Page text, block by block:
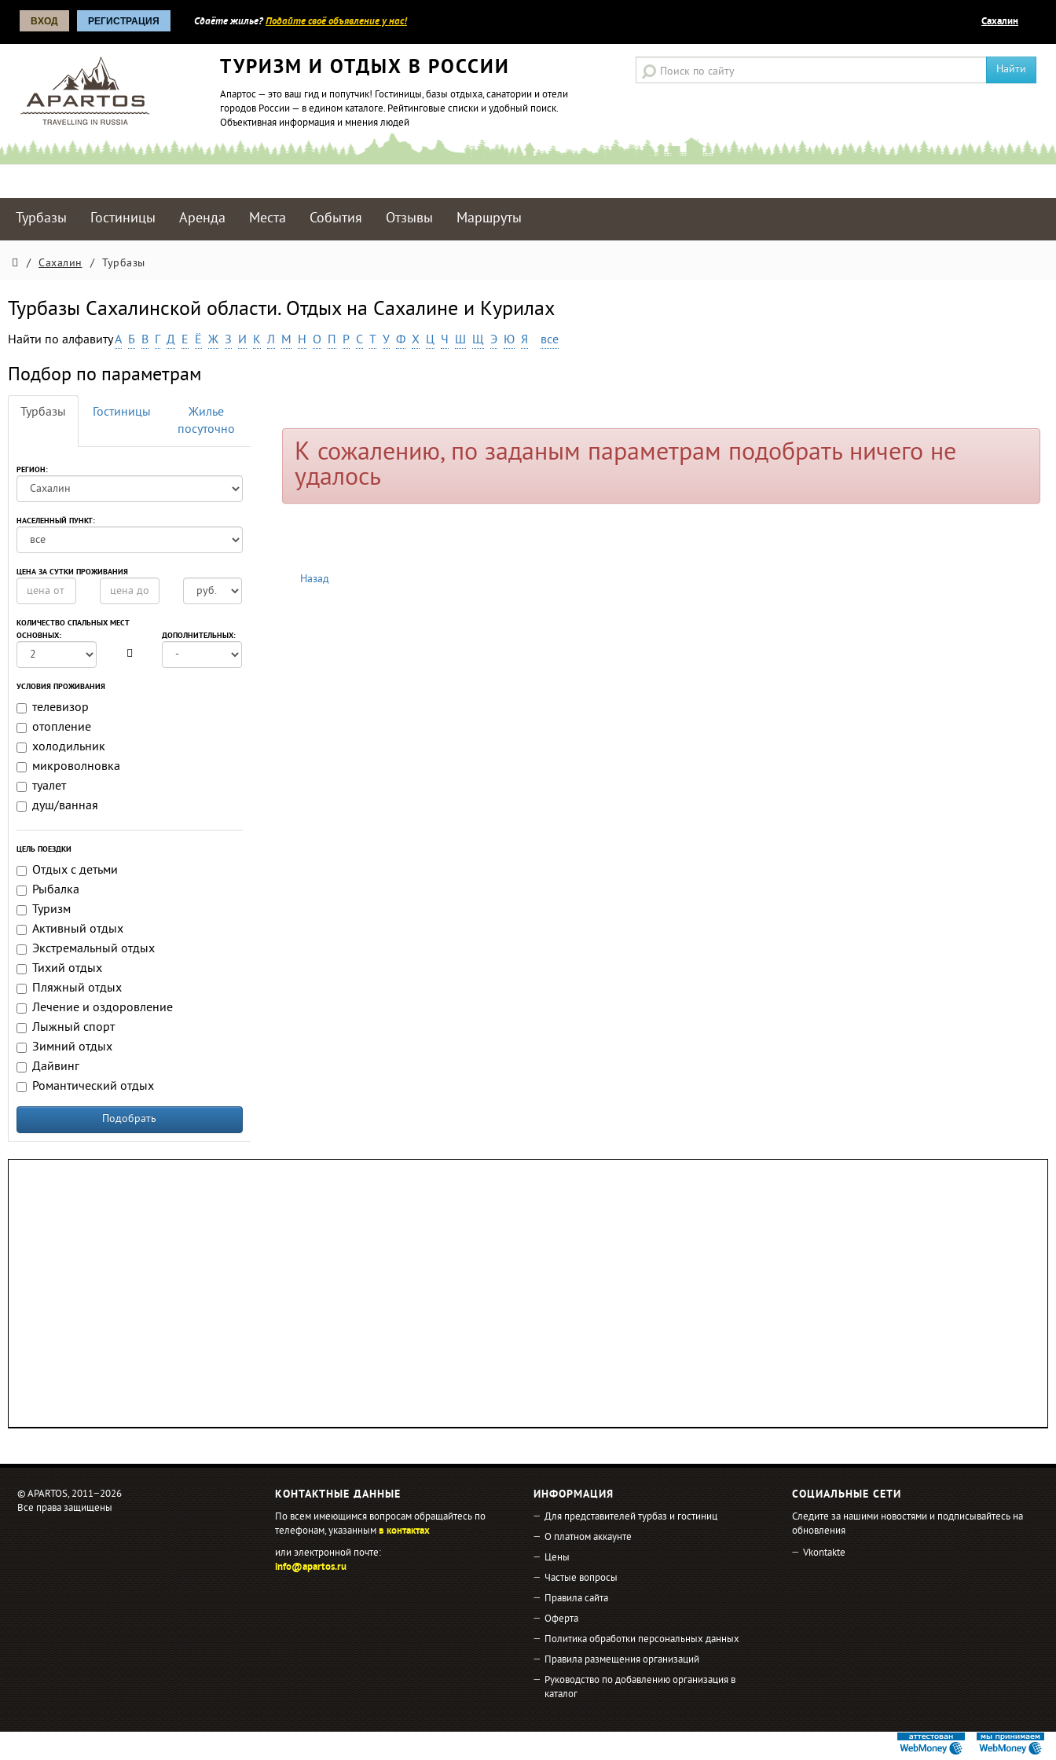
ВХОД РЕГИСТРАЦИЯ Сдаёте жилье?Подайте своё объявление у нас! Сахалин
ТУРИЗМ И ОТДЫХ В РОССИИ
Апартос — это ваш гид и попутчик! Гостиницы, базы отдыха, санатории и отели
городов России — в едином каталоге. Рейтинговые списки и удобный поиск.
Объективная информация и мнения людей
Найти
Турбазы Гостиницы Аренда Места События Отзывы Маршруты
/ Сахалин / Турбазы
Турбазы Сахалинской области. Отдых на Сахалине и Курилах
Найти по алфавитуА Б В Г Д Е Ё Ж З И К Л М Н О П Р С Т У Ф Х Ц Ч Ш Щ Э Ю Я все
Подбор по параметрам
Турбазы Гостиницы
Жилье
посуточно
РЕГИОН:
НАСЕЛЕННЫЙ ПУНКТ:
ЦЕНА ЗА СУТКИ ПРОЖИВАНИЯ
КОЛИЧЕСТВО СПАЛЬНЫХ МЕСТ
ОСНОВНЫХ:
ДОПОЛНИТЕЛЬНЫХ:
УСЛОВИЯ ПРОЖИВАНИЯ
телевизор
отопление
холодильник
микроволновка
туалет
душ/ванная
ЦЕЛЬ ПОЕЗДКИ
Отдых с детьми
Рыбалка
Туризм
Активный отдых
Экстремальный отдых
Тихий отдых
Пляжный отдых
Лечение и оздоровление
Лыжный спорт
Зимний отдых
Дайвинг
Романтический отдых
Подобрать
К сожалению, по заданым параметрам подобрать ничего не
удалось
Назад
© APARTOS, 2011−2026
Все права защищены
КОНТАКТНЫЕ ДАННЫЕ
По всем имеющимся вопросам обращайтесь по
телефонам, указаннымв контактах
или электронной почте:
info@apartos.ru
ИНФОРМАЦИЯ
Для представителей турбаз и гостиниц
О платном аккаунте
Цены
Частые вопросы
Правила сайта
Оферта
Политика обработки персональных данных
Правила размещения организаций
Руководство по добавлению организация в
каталог
СОЦИАЛЬНЫЕ СЕТИ
Следите за нашими новостями и подписывайтесь на
обновления
Vkontakte